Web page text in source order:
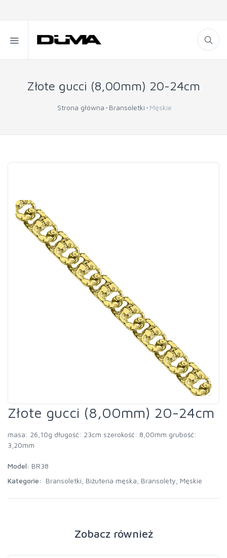
Złote gucci (8,00mm) 20-24cm
Strona główna Bransoletki Męskie
Złote gucci (8,00mm) 20-24cm
masa: 26,10g długość: 23cm szerokość: 8,00mm grubość:
3,20mm
Model: BR38
Kategorie:
Bransoletki Biżuteria męska Bransolety Męskie
Zobacz również